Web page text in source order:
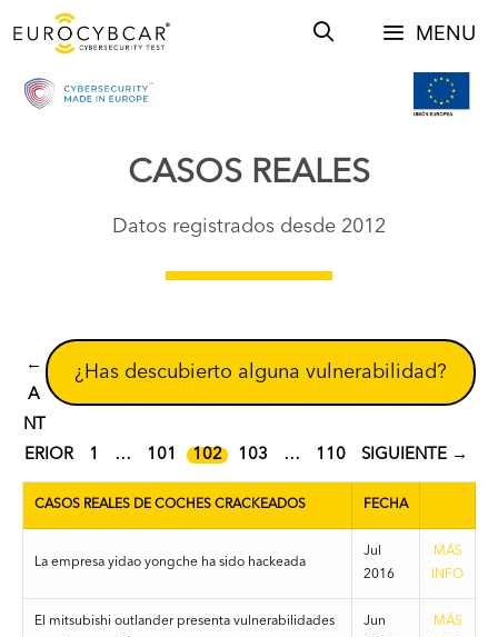
contenido
MENU
CASOS REALES
Datos registrados desde 2012
¿Has descubierto alguna vulnerabilidad?
←
A
NT
ERIOR
PÁGINA
1 … PÁGINA
101 PÁGINA
102 PÁGINA
103 … PÁGINA
110 SIGUIENTE →
CASOS REALES DE COCHES CRACKEADOS FECHA
La empresa yidao yongche ha sido hackeada
Jul
2016
MÁS
INFO
El mitsubishi outlander presenta vulnerabilidades
Jun
MÁS